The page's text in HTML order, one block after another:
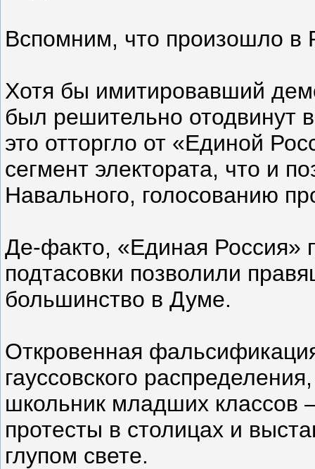
Вспомним, что произошло в
Хотя бы имитировавший
был решительно отодвинут
это отторгло от «Единой
сегмент электората, что и
Навального, голосованию
Де-факто, «Единая Россия»
подтасовки позволили
большинство в Думе.
Откровенная
гауссовского
школьник младших классов
протесты в столицах и
глупом свете.